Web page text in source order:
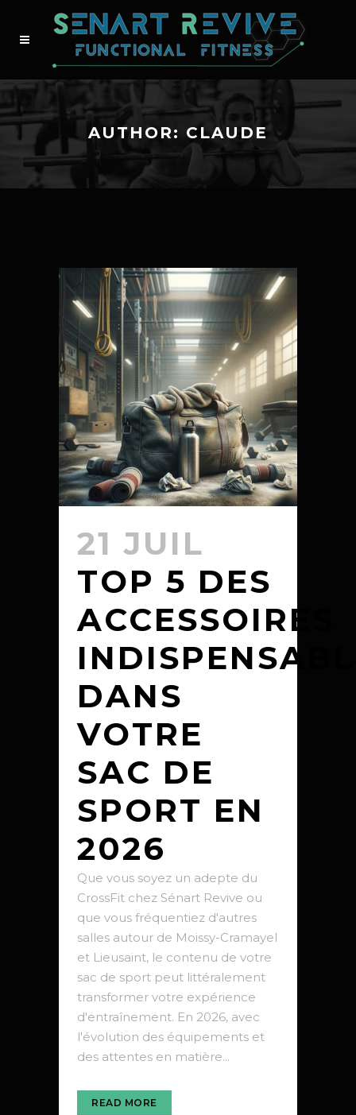
AUTHOR: CLAUDE
21 JUIL
TOP 5 DES
ACCESSOIRES
DANS
VOTRE
SAC DE
SPORT EN
2026
Que vous soyez un adepte du
CrossFit chez Sénart Revive ou
que vous fréquentiez d'autres
salles autour de Moissy-Cramayel
et Lieusaint, le contenu de votre
sac de sport peut littéralement
transformer votre expérience
d'entraînement. En 2026, avec
l'évolution des équipements et
des attentes en matière...
READ MORE